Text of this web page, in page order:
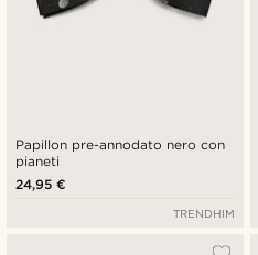
Papillon pre-annodato nero con
pianeti
24,95 €
TRENDHIM